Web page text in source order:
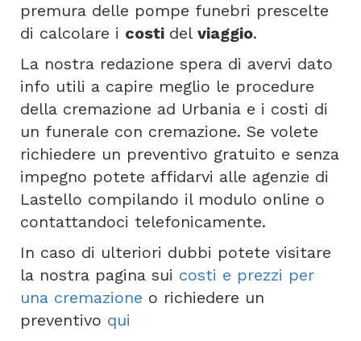
premura delle pompe funebri prescelte
di calcolare i costi del viaggio.
La nostra redazione spera di avervi dato
info utili a capire meglio le procedure
della cremazione ad Urbania e i costi di
un funerale con cremazione. Se volete
richiedere un preventivo gratuito e senza
impegno potete affidarvi alle agenzie di
Lastello compilando il modulo online o
contattandoci telefonicamente.
In caso di ulteriori dubbi potete visitare
la nostra pagina sui costi e prezzi per
una cremazione o richiedere un
preventivo qui